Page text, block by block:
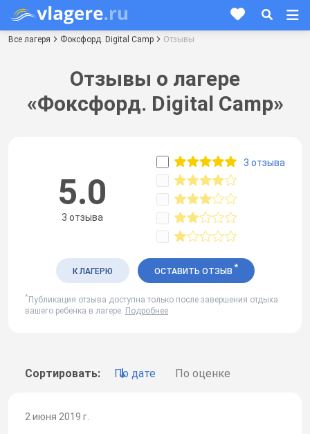
Все лагеря Фоксфорд. Digital Camp Отзывы
Отзывы о лагере
«Фоксфорд. Digital Camp»
Сортировать: По дате По оценке
2 июня 2019 г.
5.0
3 отзыва
3 отзыва
К ЛАГЕРЮ ОСТАВИТЬ ОТЗЫВ *
* Публикация отзыва доступна только после завершения отдыха
вашего ребенка в лагере. Подробнее